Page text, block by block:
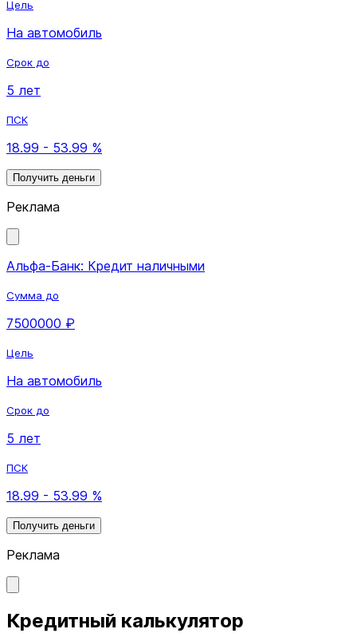
Цель
На автомобиль
Срок до
5 лет
ПСК
18.99 - 53.99 %
Получить деньги
Реклама
Альфа-Банк: Кредит наличными
Сумма до
7500000 ₽
Цель
На автомобиль
Срок до
5 лет
ПСК
18.99 - 53.99 %
Получить деньги
Реклама
Кредитный калькулятор